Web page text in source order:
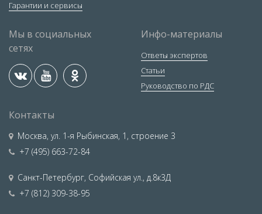
Гарантии и сервисы
Мы в социальных
сетях
Инфо-материалы
Ответы экспертов
Статьи
Руководство по РДС
Контакты
Москва, ул. 1-я Рыбинская, 1, строение 3
+7 (495) 663-72-84
Санкт-Петербург, Софийская ул., д.8к3Д
+7 (812) 309-38-95